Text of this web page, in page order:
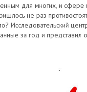
для многих, и
не раз
Исследовательский
за год и представил